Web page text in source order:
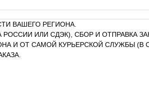
ВАШЕГО РЕГИОНА.
ИЛИ СДЭК), СБОР И ОТПРАВКА
И ОТ САМОЙ КУРЬЕРСКОЙ СЛУЖБЫ